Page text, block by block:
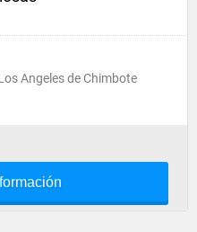
Angeles de Chimbote